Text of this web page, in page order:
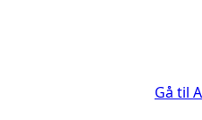
Gå til